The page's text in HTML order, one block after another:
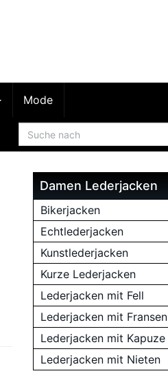
Mode
Damen Lederjacken
Bikerjacken
Echtlederjacken
Kunstlederjacken
Kurze Lederjacken
Lederjacken mit Fell
Lederjacken mit Fransen
Lederjacken mit Kapuze
Lederjacken mit Nieten